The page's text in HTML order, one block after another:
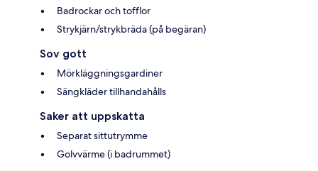
Badrockar och tofflor
Strykjärn/strykbräda (på begäran)
Sov gott
Mörkläggningsgardiner
Sängkläder tillhandahålls
Saker att uppskatta
Separat sittutrymme
Golvvärme (i badrummet)